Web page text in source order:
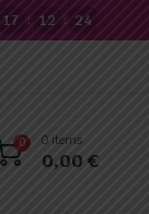
17 : 12 : 23
0 0 items
0,00€